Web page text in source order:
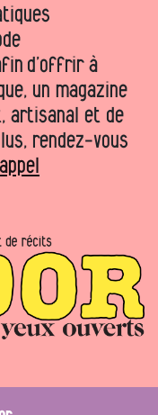
d’offrir à
un magazine
artisanal et de
rendez-vous